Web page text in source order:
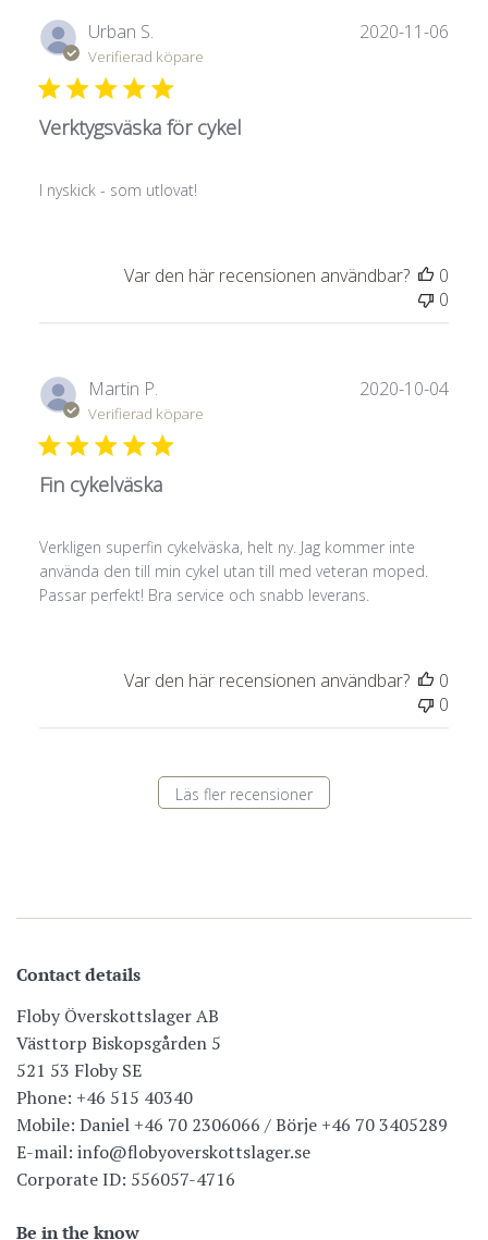
Urban S.
Verifierad köpare
Verktygsväska för cykel
I nyskick - som utlovat!
2020-11-06
Var den här recensionen användbar?
0
0
Martin P.
Verifierad köpare
Fin cykelväska
Verkligen superfin cykelväska, helt ny. Jag kommer inte
använda den till min cykel utan till med veteran moped.
Passar perfekt! Bra service och snabb leverans.
2020-10-04
Var den här recensionen användbar?
0
0
Läs fler recensioner
Contact details
Floby Överskottslager AB
Västtorp Biskopsgården 5
521 53 Floby SE
Phone: +46 515 40340
Mobile: Daniel +46 70 2306066 / Börje +46 70 3405289
E-mail: info@flobyoverskottslager.se
Corporate ID: 556057-4716
Be in the know